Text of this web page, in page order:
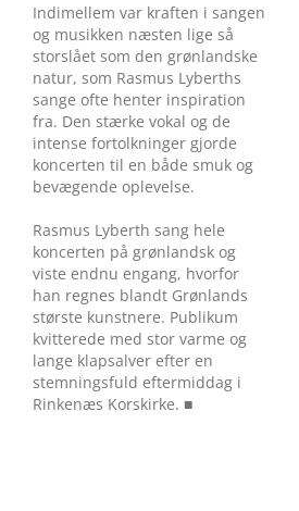
Indimellem var kraften i sangen
og musikken næsten lige så
storslået som den grønlandske
natur, som Rasmus Lyberths
sange ofte henter inspiration
fra. Den stærke vokal og de
intense fortolkninger gjorde
koncerten til en både smuk og
bevægende oplevelse.
Rasmus Lyberth sang hele
koncerten på grønlandsk og
viste endnu engang, hvorfor
han regnes blandt Grønlands
største kunstnere. Publikum
kvitterede med stor varme og
lange klapsalver efter en
stemningsfuld eftermiddag i
Rinkenæs Korskirke. ■